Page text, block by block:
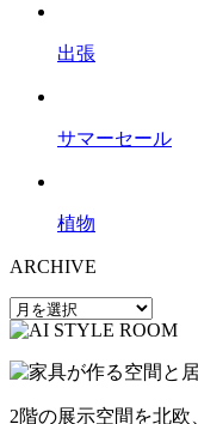
出張
サマーセール
植物
ARCHIVE
2階の展示空間を北